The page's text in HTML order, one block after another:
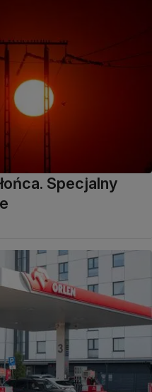
Specjalny